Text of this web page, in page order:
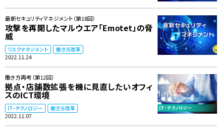
最新セキュリティマネジメント（第18回）
攻撃を再開したマルウエア「Emotet」の脅
威
リスクマネジメント 働き方改革
2022.11.24
働き方再考（第12回）
拠点・店舗数拡張を機に見直したいオフィ
スのICT環境
IT・テクノロジー 働き方改革
2022.11.07